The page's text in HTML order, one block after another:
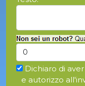
Dichiaro di
e autorizzo